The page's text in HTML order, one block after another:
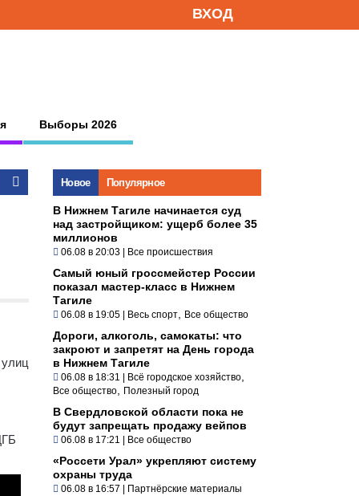
ВХОД
Выборы 2026
Новое Популярное
В Нижнем Тагиле начинается суд
над застройщиком: ущерб более 35
миллионов
06.08 в 20:03 | Все происшествия
Самый юный гроссмейстер России
показал мастер-класс в Нижнем
Тагиле
06.08 в 19:05 | Весь спорт Все общество
Дороги, алкоголь, самокаты: что
закроют и запретят на День города
в Нижнем Тагиле
06.08 в 18:31 | Всё городское хозяйство
Все общество Полезный город
В Свердловской области пока не
будут запрещать продажу вейпов
06.08 в 17:21 | Все общество
«Россети Урал» укрепляют систему
охраны труда
06.08 в 16:57 | Партнёрские материалы